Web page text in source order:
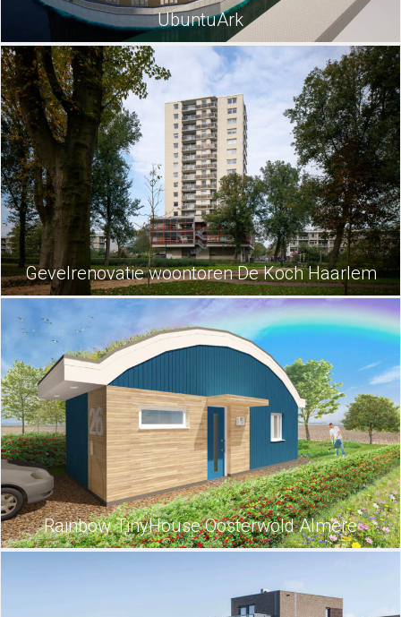
UbuntuArk
Gevelrenovatie woontoren De Koch Haarlem
Rainbow TinyHouse Oosterwold Almere